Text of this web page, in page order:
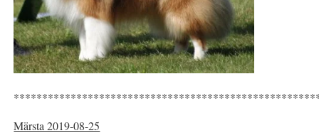
Märsta 2019-08-25